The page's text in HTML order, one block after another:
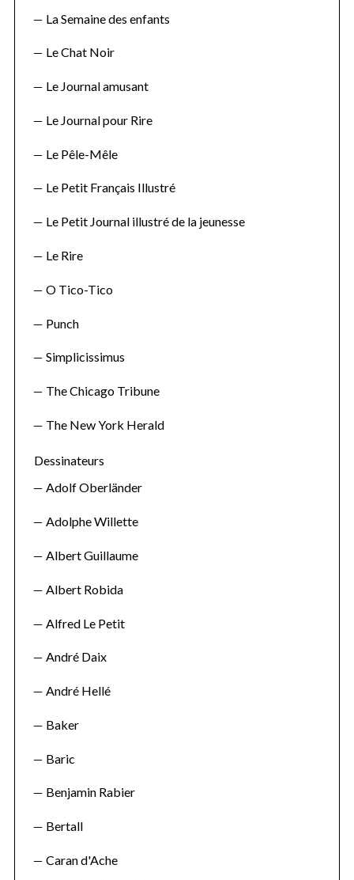
La Semaine des enfants
Le Chat Noir
Le Journal amusant
Le Journal pour Rire
Le Pêle-Mêle
Le Petit Français Illustré
Le Petit Journal illustré de la jeunesse
Le Rire
O Tico-Tico
Punch
Simplicissimus
The Chicago Tribune
The New York Herald
Dessinateurs
Adolf Oberländer
Adolphe Willette
Albert Guillaume
Albert Robida
Alfred Le Petit
André Daix
André Hellé
Baker
Baric
Benjamin Rabier
Bertall
Caran d'Ache